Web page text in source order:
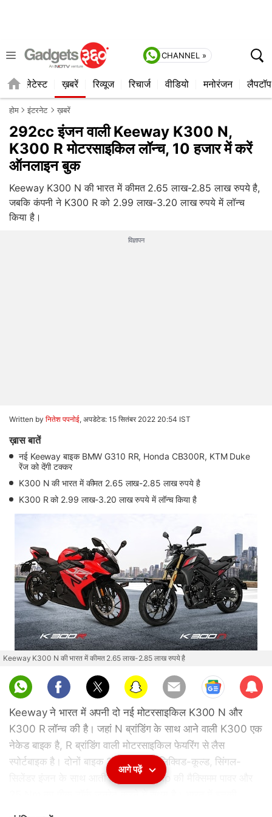
CHANNEL »
लेटेस्ट ख़बरें रिव्यूज रिचार्ज वीडियो मनोरंजन लैपटॉप
होम इंटरनेट ख़बरें
292cc इंजन वाली Keeway K300 N,
K300 R मोटरसाइकिल लॉन्च, 10 हजार में करें
ऑनलाइन बुक
Keeway K300 N की भारत में कीमत 2.65 लाख-2.85 लाख रुपये है,
जबकि कंपनी ने K300 R को 2.99 लाख-3.20 लाख रुपये में लॉन्च
किया है।
विज्ञापन
Written by नितेश पपनोई, अपडेटेड: 15 सितंबर 2022 20:54 IST
ख़ास बातें
नई Keeway बाइक BMW G310 RR, Honda CB300R, KTM Duke
रेंज को देंगी टक्कर
K300 N की भारत में कीमत 2.65 लाख-2.85 लाख रुपये है
K300 R को 2.99 लाख-3.20 लाख रुपये में लॉन्च किया है
Keeway K300 N की भारत में कीमत 2.65 लाख-2.85 लाख रुपये है
Sub
scri
Keeway ने भारत में अपनी दो नई मोटरसाइकिल K300 N और
K300 R लॉन्च की है। जहां N ब्रांडिंग के साथ आने वाली K300 एक
नेकेड बाइक है, R ब्रांडिंग वाली मोटरसाइकिल फेयरिंग से लैस
स्पोर्टबाइक है। दोनों बाइक 292.4cc के लिक्विड-कूल्ड, सिंगल-
सिलेंडर इंजन के साथ आती हैं, जो 27.5bhp की मैक्सिमम पावर और
आगे पढ़ें